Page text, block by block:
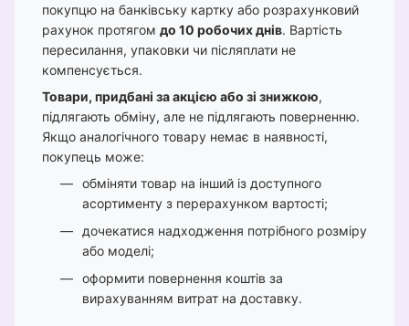
покупцю на банківську картку або розрахунковий
рахунок протягом до 10 робочих днів. Вартість
пересилання, упаковки чи післяплати не
компенсується.
Товари, придбані за акцією або зі знижкою,
підлягають обміну, але не підлягають поверненню.
Якщо аналогічного товару немає в наявності,
покупець може:
обміняти товар на інший із доступного
асортименту з перерахунком вартості;
дочекатися надходження потрібного розміру
або моделі;
оформити повернення коштів за
вирахуванням витрат на доставку.